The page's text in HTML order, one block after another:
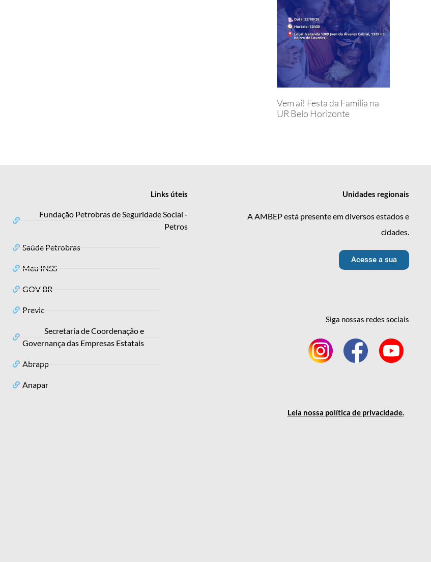
Vem aí! Festa da Família na
UR Belo Horizonte
Links úteis
Fundação Petrobras de Seguridade Social -
Petros
Saúde Petrobras
Meu INSS
GOV BR
Previc
Secretaria de Coordenação e
Governança das Empresas Estatais
Abrapp
Anapar
Unidades regionais
A AMBEP está presente em diversos estados e
cidades.
Acesse a sua
Siga nossas redes sociais
Leia nossa política de privacidade.